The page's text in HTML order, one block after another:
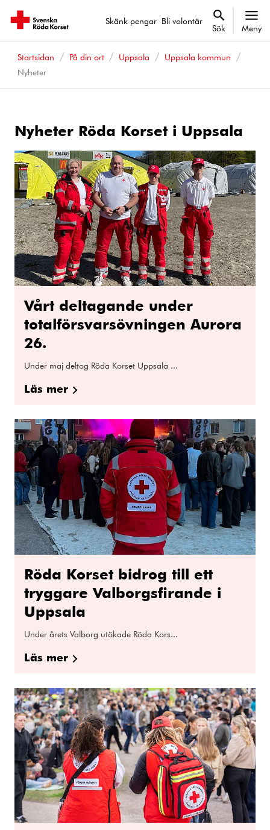
Skänk pengar Bli volontär
Sök Meny
Startsidan På din ort Uppsala
Uppsala kommun
Nyheter
Nyheter Röda Korset i Uppsala
Vårt deltagande under
totalförsvarsövningen Aurora
26.
Under maj deltog Röda Korset Uppsala ...
Läs mer
Röda Korset bidrog till ett
tryggare Valborgsfirande i
Uppsala
Under årets Valborg utökade Röda Kors...
Läs mer